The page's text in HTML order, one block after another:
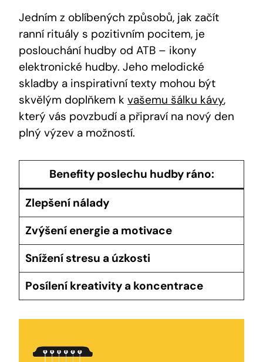
Jedním z oblíbených způsobů, jak začít
ranní rituály s pozitivním pocitem, je
poslouchání hudby od ATB – ikony
elektronické hudby. Jeho melodické
skladby a inspirativní texty mohou být
skvělým doplňkem k vašemu šálku kávy,
který vás povzbudí a připraví na nový den
plný výzev a možností.
Benefity poslechu hudby ráno:
Zlepšení nálady
Zvýšení energie a motivace
Snížení stresu a úzkosti
Posílení kreativity a koncentrace